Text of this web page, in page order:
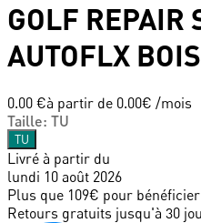
GOLF REPAIR
AUTOFLX BOIS
0.00 €à partir de 0.00€ /mois
Taille: TU
TU
Livré à partir du
lundi 10 août 2026
Plus que 109€ pour
Retours gratuits jusqu'à 30